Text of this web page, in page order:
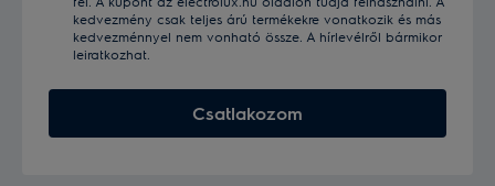
kedvezmény csak teljes árú termékekre vonatkozik és más
kedvezménnyel nem vonható össze. A hírlevélről bármikor
leiratkozhat.
Csatlakozom